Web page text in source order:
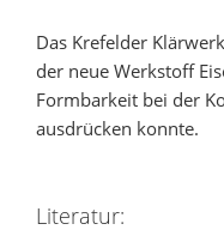
Das Krefelder
der neue Werkstoff
Formbarkeit bei der
ausdrücken konnte.
Literatur: